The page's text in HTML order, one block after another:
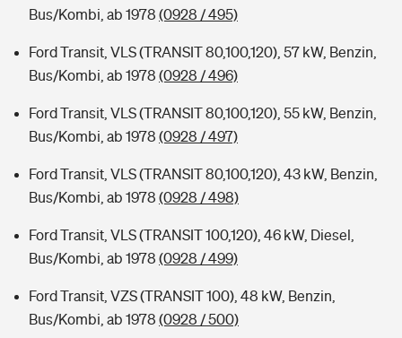
Bus/Kombi, ab 1978 (0928 / 495)
Ford Transit, VLS (TRANSIT 80,100,120), 57 kW, Benzin,
Bus/Kombi, ab 1978 (0928 / 496)
Ford Transit, VLS (TRANSIT 80,100,120), 55 kW, Benzin,
Bus/Kombi, ab 1978 (0928 / 497)
Ford Transit, VLS (TRANSIT 80,100,120), 43 kW, Benzin,
Bus/Kombi, ab 1978 (0928 / 498)
Ford Transit, VLS (TRANSIT 100,120), 46 kW, Diesel,
Bus/Kombi, ab 1978 (0928 / 499)
Ford Transit, VZS (TRANSIT 100), 48 kW, Benzin,
Bus/Kombi, ab 1978 (0928 / 500)